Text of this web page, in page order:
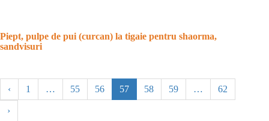
Piept, pulpe de pui (curcan) la tigaie pentru shaorma,
sandvisuri
‹ 1 … 55 56 57 58 59 … 62
›